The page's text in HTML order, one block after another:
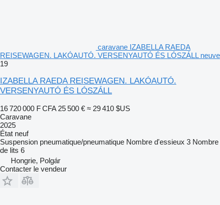
caravane IZABELLA RAEDA
REISEWAGEN. LAKÓAUTÓ. VERSENYAUTÓ ÉS LÓSZÁLL neuve
19
IZABELLA RAEDA REISEWAGEN. LAKÓAUTÓ.
VERSENYAUTÓ ÉS LÓSZÁLL
16 720 000 F CFA 25 500 € ≈ 29 410 $US
Caravane
2025
État neuf
Suspension pneumatique/pneumatique Nombre d'essieux 3 Nombre
de lits 6
Hongrie, Polgár
Contacter le vendeur